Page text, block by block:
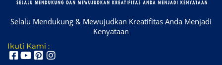
Selalu Mendukung & Mewujudkan Kreatifitas Anda Menjadi
Kenyataan
Ikuti Kami :